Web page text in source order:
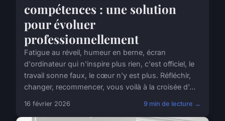
compétences : une solution
pour évoluer
professionnellement
Fatigue au réveil, humeur en berne, écran
d'ordinateur qui n'inspire plus rien, c'est officiel, le
travail sonne faux, le cœur n'y est plus. Réfléchir,
changer, recommencer, vous voilà à la croisée d'...
16 février 2026 9 min de lecture →